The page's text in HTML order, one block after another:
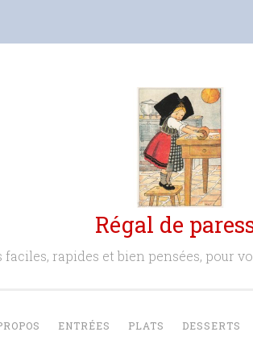
Régal de
faciles, rapides et bien pensées, pour
ENTRÉES PLATS DESSERTS